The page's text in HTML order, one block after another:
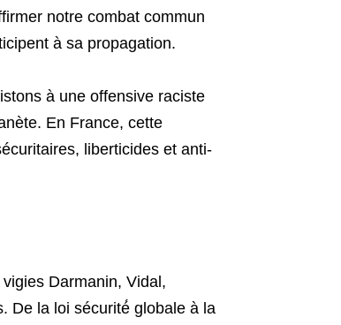
notre combat commun
à sa propagation.
à une offensive raciste
En France, cette
liberticides et anti-
Darmanin, Vidal,
De la loi sécurité́ globale à la